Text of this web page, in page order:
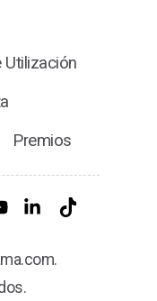
Utilización
Premios